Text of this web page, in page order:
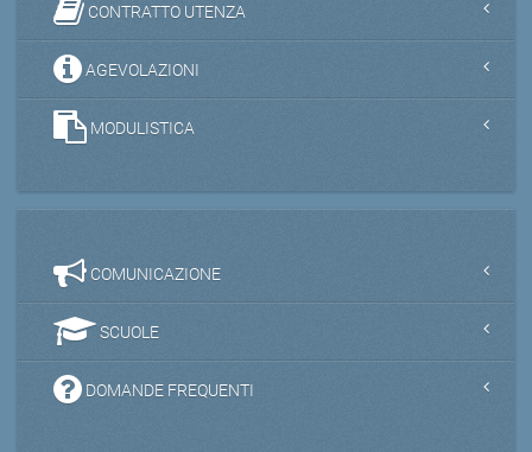
CONTRATTO UTENZA
AGEVOLAZIONI
MODULISTICA
COMUNICAZIONE
SCUOLE
DOMANDE FREQUENTI